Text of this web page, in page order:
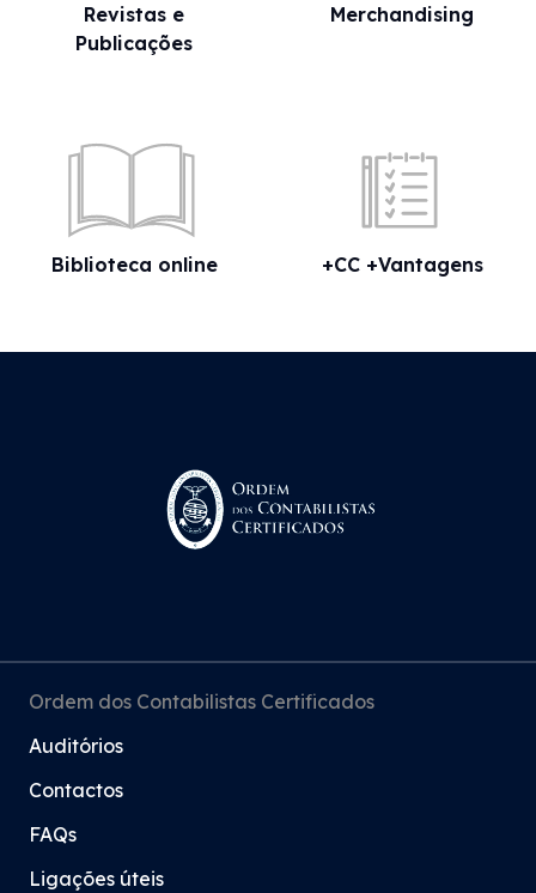
Revistas e
Publicações
Merchandising
Biblioteca online +CC +Vantagens
Ordem dos Contabilistas Certificados
Auditórios
Contactos
FAQs
Ligações úteis